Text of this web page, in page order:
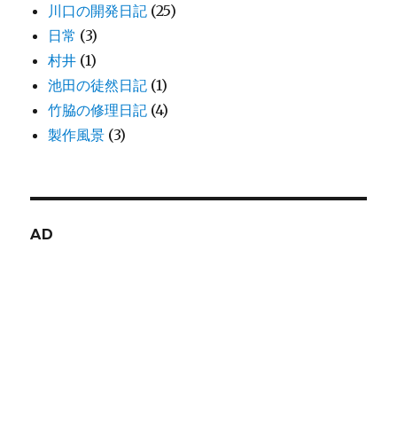
川口の開発日記 (25)
日常 (3)
村井 (1)
池田の徒然日記 (1)
竹脇の修理日記 (4)
製作風景 (3)
AD